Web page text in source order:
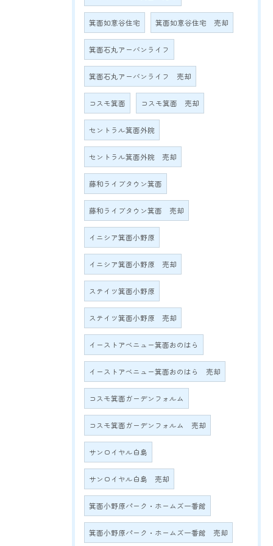
箕面如意谷住宅 箕面如意谷住宅 売却
箕面石丸アーバンライフ
箕面石丸アーバンライフ 売却
コスモ箕面 コスモ箕面 売却
セントラル箕面外院
セントラル箕面外院 売却
藤和ライブタウン箕面
藤和ライブタウン箕面 売却
イニシア箕面小野原
イニシア箕面小野原 売却
ステイツ箕面小野原
ステイツ箕面小野原 売却
イーストアベニュー箕面おのはら
イーストアベニュー箕面おのはら 売却
コスモ箕面ガーデンフォルム
コスモ箕面ガーデンフォルム 売却
サンロイヤル白島
サンロイヤル白島 売却
箕面小野原パーク・ホームズ一番館
箕面小野原パーク・ホームズ一番館 売却